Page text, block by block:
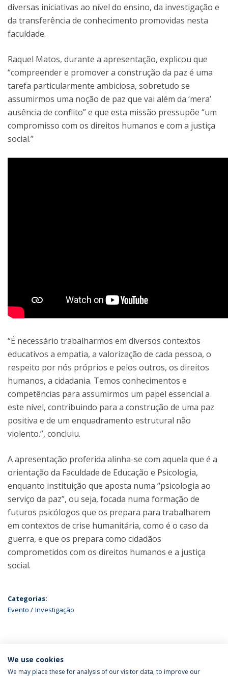
diversas iniciativas ao nível do ensino, da investigação e
da transferência de conhecimento promovidas nesta
faculdade.
Raquel Matos, durante a apresentação, explicou que
“compreender e promover a construção da paz é uma
tarefa particularmente ambiciosa, sobretudo se
assumirmos uma noção de paz que vai além da ‘mera’
ausência de conflito” e que esta missão pressupõe “um
compromisso com os direitos humanos e com a justiça
social.”
“É necessário trabalharmos em diversos contextos
educativos a empatia, a valorização de cada pessoa, o
respeito por nós próprios e pelos outros, os direitos
humanos, a cidadania. Temos conhecimentos e
competências para assumirmos um papel essencial a
este nível, contribuindo para a construção de uma paz
positiva e de um enquadramento estrutural não
violento.”, concluiu.
A apresentação proferida alinha-se com aquela que é a
orientação da Faculdade de Educação e Psicologia,
enquanto instituição que aposta numa “psicologia ao
serviço da paz”, ou seja, focada numa formação de
futuros psicólogos que os prepara para trabalharem
em contextos de crise humanitária, como é o caso da
guerra, e que os prepara como cidadãos
comprometidos com os direitos humanos e a justiça
social.
Categorias:
Evento
Investigação
ÚLTIMAS NOTÍCIAS
We use cookies
We may place these for analysis of our visitor data, to improve our